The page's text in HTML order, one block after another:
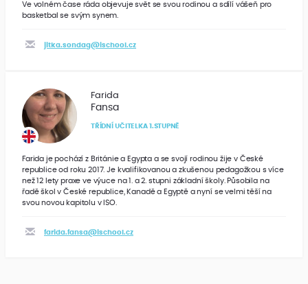
Ve volném čase ráda objevuje svět se svou rodinou a sdílí vášeň pro
basketbal se svým synem.
jitka.sondag@ischool.cz
Farida
Fansa
TŘÍDNÍ UČITELKA 1.STUPNĚ
Farida je pochází z Británie a Egypta a se svojí rodinou žije v České
republice od roku 2017. Je kvalifikovanou a zkušenou pedagožkou s více
než 12 lety praxe ve výuce na 1. a 2. stupni základní školy. Působila na
řadě škol v České republice, Kanadě a Egyptě a nyní se velmi těší na
svou novou kapitolu v ISO.
farida.fansa@ischool.cz